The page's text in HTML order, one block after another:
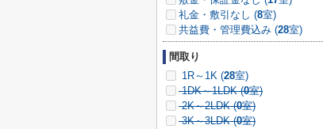
礼金・敷引なし (8室)
共益費・管理費込み (28室)
間取り
1R～1K (28室)
1DK～1LDK (0室)
2K～2LDK (0室)
3K～3LDK (0室)